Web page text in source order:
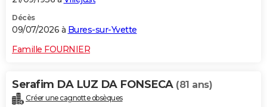
BONS PLANS
CARTE DE VOEUX
Dictionnaire
Biographies
Citations
Expressions
Proverbes
PROGRAMME TV
Décès
09/07/2026 à Bures-sur-Yvette
Famille FOURNIER
Serafim DA LUZ DA FONSECA (81 ans)
Créer une cagnotte obsèques